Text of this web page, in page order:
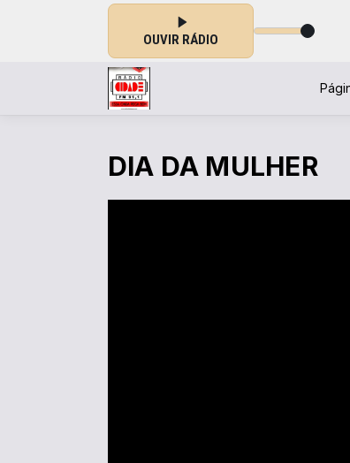
OUVIR RÁDIO
DIA DA MULHER